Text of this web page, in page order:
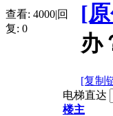
查看: 4000|回
复: 0
[
办
[复制
电梯直达
楼主